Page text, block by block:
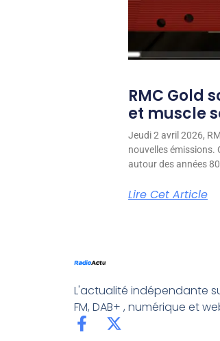
RMC Gold
et muscle
Jeudi 2 avril 2026,
nouvelles émissions.
autour des années
Lire Cet Article
L'actualité indépendante
FM, DAB+ , numérique et